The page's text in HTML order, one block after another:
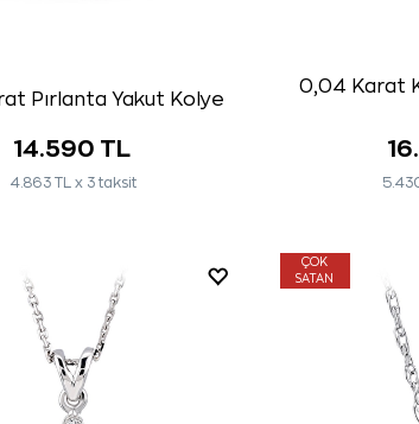
Pırlanta Yakut Kolye
14.590 TL
4.863 TL x 3 taksit
0,04 Karat
ÇOK
SATAN